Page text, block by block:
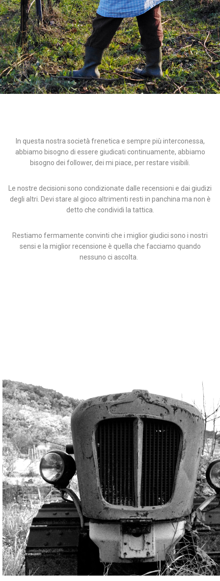
In questa nostra società frenetica e sempre più interconessa,
abbiamo bisogno di essere giudicati continuamente, abbiamo
bisogno dei follower, dei mi piace, per restare visibili.
Le nostre decisioni sono condizionate dalle recensioni e dai giudizi
degli altri. Devi stare al gioco altrimenti resti in panchina ma non è
detto che condividi la tattica.
Restiamo fermamente convinti che i miglior giudici sono i nostri
sensi e la miglior recensione è quella che facciamo quando
nessuno ci ascolta.